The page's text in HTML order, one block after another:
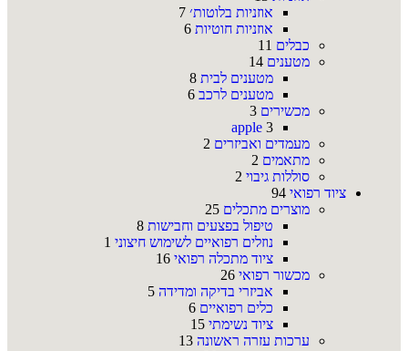
אוזניות בלוטות׳ 7
אוזניות חוטיות 6
כבלים 11
מטענים 14
מטענים לבית 8
מטענים לרכב 6
מכשירים 3
apple 3
מעמדים ואביזרים 2
מתאמים 2
סוללות גיבוי 2
ציוד רפואי 94
מוצרים מתכלים 25
טיפול בפצעים וחבישות 8
נוזלים רפואיים לשימוש חיצוני 1
ציוד מתכלה רפואי 16
מכשור רפואי 26
אביזרי בדיקה ומדידה 5
כלים רפואיים 6
ציוד נשימתי 15
ערכות עזרה ראשונה 13